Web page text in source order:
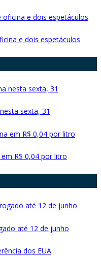
e dois espetáculos
sexta, 31
R$ 0,04 por litro
até 12 de junho